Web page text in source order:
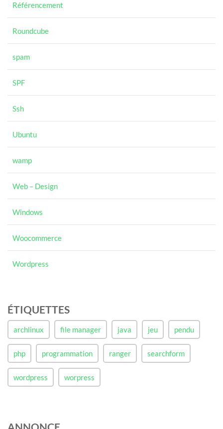
Référencement
Roundcube
spam
SPF
Ssh
Ubuntu
wamp
Web – Design
Windows
Woocommerce
Wordpress
ÉTIQUETTES
archlinux file manager java jeu pendu
php programmation ranger searchform
wordpress worpress